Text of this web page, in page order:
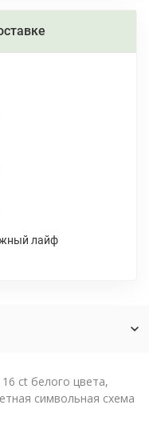
лайф
ct белого цвета,
символьная схема